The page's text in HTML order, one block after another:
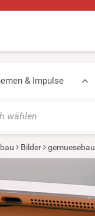
& Impulse
wählen
Bilder gemuesebau